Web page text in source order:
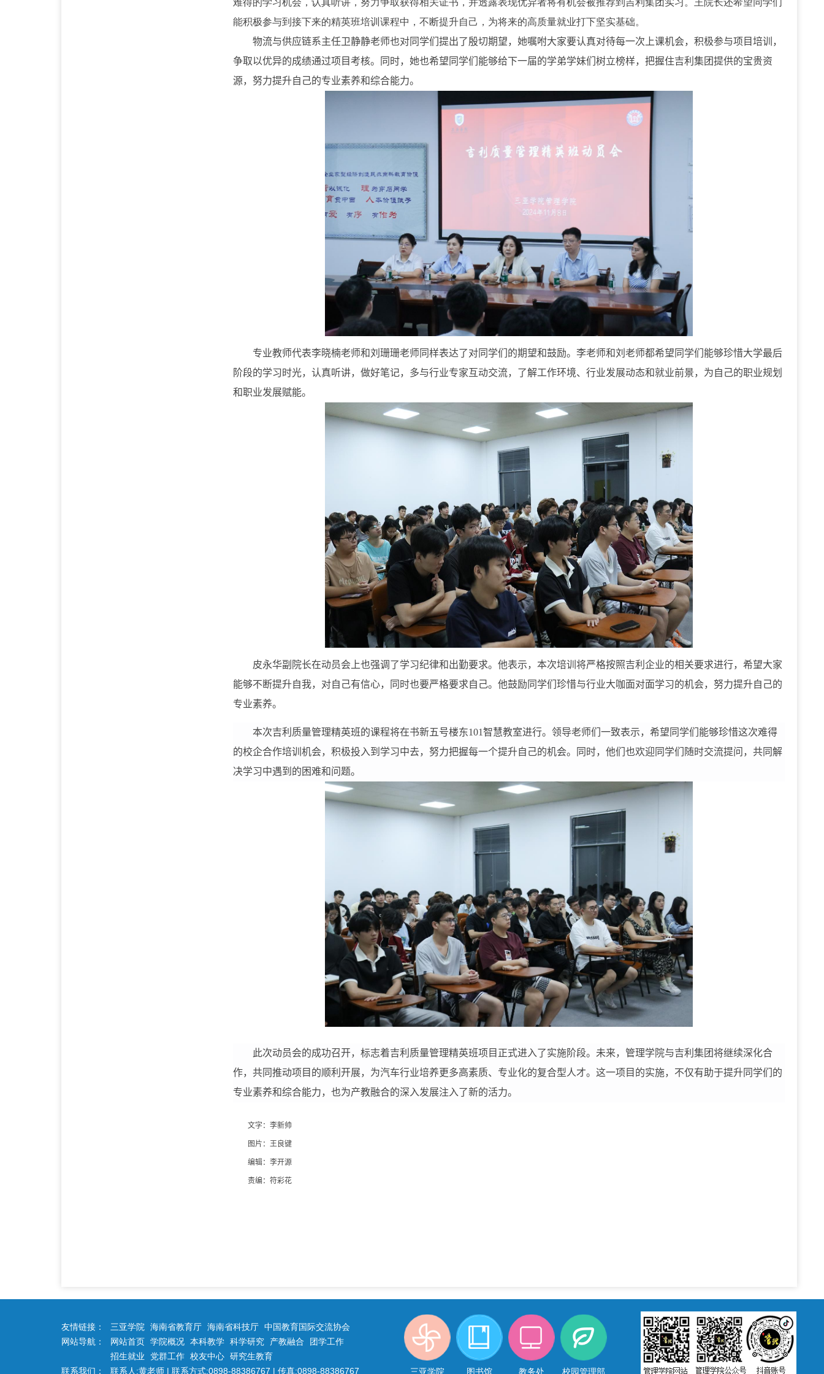
难得的学习机会，认真听讲，努力争取获得相关证书，并透露表现优异者将有机会被推荐到吉利集团实习。王院长还希望同学们
能积极参与到接下来的精英班培训课程中，不断提升自己，为将来的高质量就业打下坚实基础。
物流与供应链系主任卫静静老师也对同学们提出了殷切期望，她嘱咐大家要认真对待每一次上课机会，积极参与项目培训，
争取以优异的成绩通过项目考核。同时，她也希望同学们能够给下一届的学弟学妹们树立榜样，把握住吉利集团提供的宝贵资
源，努力提升自己的专业素养和综合能力。
专业教师代表李晓楠老师和刘珊珊老师同样表达了对同学们的期望和鼓励。李老师和刘老师都希望同学们能够珍惜大学最后
阶段的学习时光，认真听讲，做好笔记，多与行业专家互动交流，了解工作环境、行业发展动态和就业前景，为自己的职业规划
和职业发展赋能。
皮永华副院长在动员会上也强调了学习纪律和出勤要求。他表示，本次培训将严格按照吉利企业的相关要求进行，希望大家
能够不断提升自我，对自己有信心，同时也要严格要求自己。他鼓励同学们珍惜与行业大咖面对面学习的机会，努力提升自己的
专业素养。
本次吉利质量管理精英班的课程将在书新五号楼东101智慧教室进行。领导老师们一致表示，希望同学们能够珍惜这次难得
的校企合作培训机会，积极投入到学习中去，努力把握每一个提升自己的机会。同时，他们也欢迎同学们随时交流提问，共同解
决学习中遇到的困难和问题。
此次动员会的成功召开，标志着吉利质量管理精英班项目正式进入了实施阶段。未来，管理学院与吉利集团将继续深化合
作，共同推动项目的顺利开展，为汽车行业培养更多高素质、专业化的复合型人才。这一项目的实施，不仅有助于提升同学们的
专业素养和综合能力，也为产教融合的深入发展注入了新的活力。
文字：李新帅
图片：王良键
编辑：李开源
责编：符彩花
友情链接： 三亚学院 海南省教育厅 海南省科技厅 中国教育国际交流协会
网站导航：
网站首页 学院概况 本科教学 科学研究 产教融合
团学工作
招生就业
党群工作 校友中心 研究生教育
联系我们：
联系人:黄老师 | 联系方式:0898-88386767 | 传真:0898-88386767 三亚学院 图书馆 教务处 校园管理部